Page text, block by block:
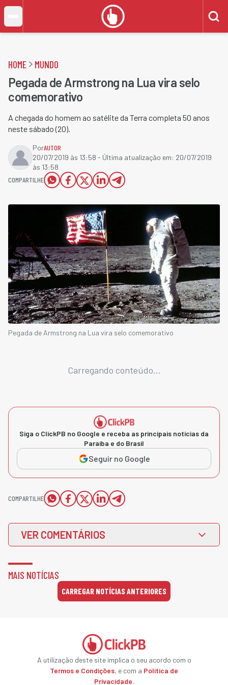
HOME MUNDO
Pegada de Armstrong na Lua vira selo
comemorativo
A chegada do homem ao satélite da Terra completa 50 anos
neste sábado (20).
PorAUTOR
20/07/2019 às 13:58 - Última atualização em: 20/07/2019
às 13:58
COMPARTILHE
Pegada de Armstrong na Lua vira selo comemorativo
Carregando conteúdo...
Siga o ClickPB no Google e receba as principais notícias da
Paraíba e do Brasil
Seguir no Google
COMPARTILHE
VER COMENTÁRIOS
MAIS NOTÍCIAS
CARREGAR NOTÍCIAS ANTERIORES
A utilização deste site implica o seu acordo com o
Termos e Condições, e com a Política de
Privacidade.